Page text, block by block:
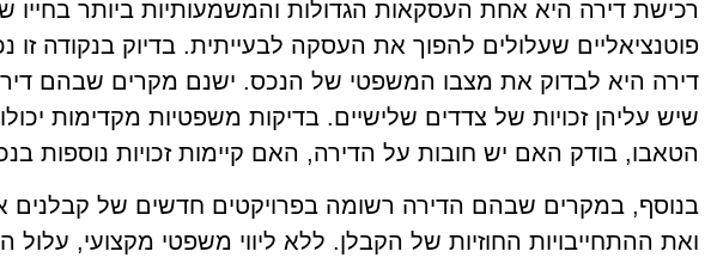
רכישת דירה היא אחת העסקאות הגדולות והמשמעותיות ביותר
פוטנציאליים שעלולים להפוך את העסקה לבעייתית. בדיוק בנקודה
דירה היא לבדוק את מצבו המשפטי של הנכס. ישנם מקרים שבהם
שיש עליהן זכויות של צדדים שלישיים. בדיקות משפטיות מקדימות
הטאבו, בודק האם יש חובות על הדירה, האם קיימות זכויות נוספות
בנוסף, במקרים שבהם הדירה רשומה בפרויקטים חדשים של קבלנים
ואת ההתחייבויות החוזיות של הקבלן. ללא ליווי משפטי מקצועי,